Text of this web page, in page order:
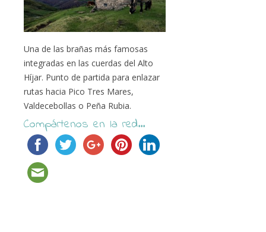
Una de las brañas más famosas
integradas en las cuerdas del Alto
Híjar. Punto de partida para enlazar
rutas hacia Pico Tres Mares,
Valdecebollas o Peña Rubia.
Compártenos en la red...